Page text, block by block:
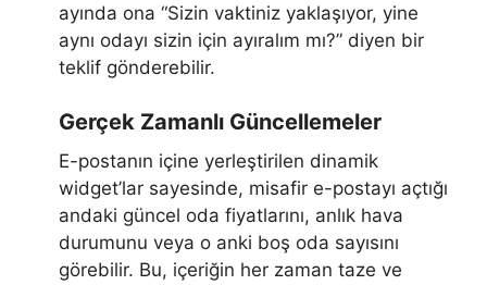
ayında ona “Sizin vaktiniz yaklaşıyor, yine
aynı odayı sizin için ayıralım mı?” diyen bir
teklif gönderebilir.
Gerçek Zamanlı Güncellemeler
E-postanın içine yerleştirilen dinamik
widget’lar sayesinde, misafir e-postayı açtığı
andaki güncel oda fiyatlarını, anlık hava
durumunu veya o anki boş oda sayısını
görebilir. Bu, içeriğin her zaman taze ve